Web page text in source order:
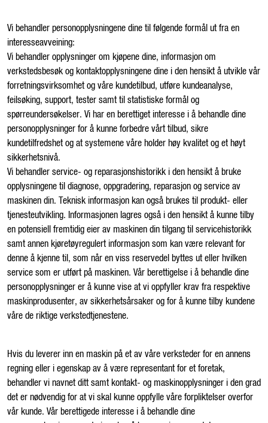
Vi behandler personopplysningene dine til følgende formål ut fra en
interesseavveining:
Vi behandler opplysninger om kjøpene dine, informasjon om
verkstedsbesøk og kontaktopplysningene dine i den hensikt å utvikle vår
forretningsvirksomhet og våre kundetilbud, utføre kundeanalyse,
feilsøking, support, tester samt til statistiske formål og
spørreundersøkelser. Vi har en berettiget interesse i å behandle dine
personopplysninger for å kunne forbedre vårt tilbud, sikre
kundetilfredshet og at systemene våre holder høy kvalitet og et høyt
sikkerhetsnivå.
Vi behandler service- og reparasjonshistorikk i den hensikt å bruke
opplysningene til diagnose, oppgradering, reparasjon og service av
maskinen din. Teknisk informasjon kan også brukes til produkt- eller
tjenesteutvikling. Informasjonen lagres også i den hensikt å kunne tilby
en potensiell fremtidig eier av maskinen din tilgang til servicehistorikk
samt annen kjøretøyregulert informasjon som kan være relevant for
denne å kjenne til, som når en viss reservedel byttes ut eller hvilken
service som er utført på maskinen. Vår berettigelse i å behandle dine
personopplysninger er å kunne vise at vi oppfyller krav fra respektive
maskinprodusenter, av sikkerhetsårsaker og for å kunne tilby kundene
våre de riktige verkstedtjenestene.
Hvis du leverer inn en maskin på et av våre verksteder for en annens
regning eller i egenskap av å være representant for et foretak,
behandler vi navnet ditt samt kontakt- og maskinopplysninger i den grad
det er nødvendig for at vi skal kunne oppfylle våre forpliktelser overfor
vår kunde. Vår berettigede interesse i å behandle dine